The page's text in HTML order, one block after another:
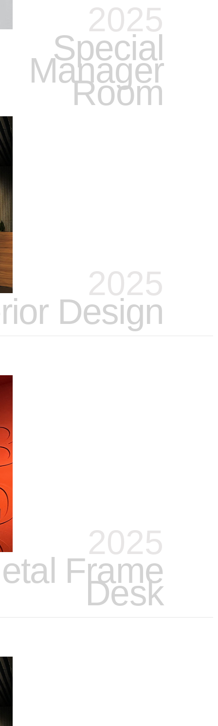
2025
Special
Manager
Room
2025
Design
2025
Frame
Desk